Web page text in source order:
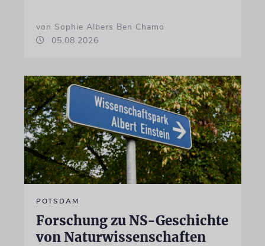
von Sophie Albers Ben Chamo
05.08.2026
POTSDAM
Forschung zu NS-Geschichte
von Naturwissenschaften